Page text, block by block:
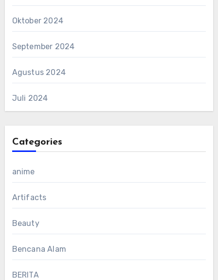
Oktober 2024
September 2024
Agustus 2024
Juli 2024
Categories
anime
Artifacts
Beauty
Bencana Alam
BERITA